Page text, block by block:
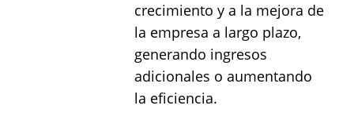
crecimiento y a la mejora de
la empresa a largo plazo,
generando ingresos
adicionales o aumentando
la eficiencia.